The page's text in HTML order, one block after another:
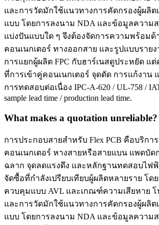
และการวัดมักใช้แนวทางการคัดกรองผู้ผลิ
แบบ โดยการลงนาม NDA และข้อมูลความ
แบ่งปันแบบใด ๆ จึงต้องจัดการความพร้อมด้
คอนเนกเตอร์ ทางออกสาย และรูปแบบราย
การแยกผู้ผลิต FPC กับฮาร์เนสดูประหยัด แต่
ที่การเข้าคู่คอนเนกเตอร์ จุดดัด การแก้งาน
การทดสอบต่อเนื่อง IPC-A-620 / UL-758 /
sample lead time / production lead time.
What makes a quotation unreliable?
การประกอบสายสำหรับ Flex PCB คือบริกา
คอนเนกเตอร์ หางสายหรือสายแบน แพดบั
ฉลาก จุดลดแรงดึง และหลักฐานทดสอบไฟฟ้
จัดซื้อที่กำลังเปรียบเทียบผู้ผลิตหลายราย โด
ควบคุมแบบ AVL และเกณฑ์ความเสียหาย โ
และการวัดมักใช้แนวทางการคัดกรองผู้ผลิ
แบบ โดยการลงนาม NDA และข้อมูลความ